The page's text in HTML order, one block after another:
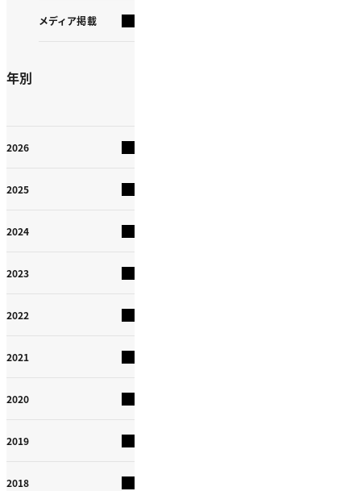
メディア掲載
年別
2026
2025
2024
2023
2022
2021
2020
2019
2018